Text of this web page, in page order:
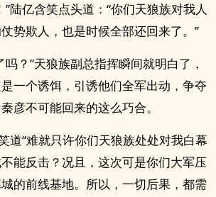
”陆亿含笑点头道：“你们天狼族对我人
势欺人，也是时候全部还回来了。”
吗？”天狼族副总指挥瞬间就明白了，
一个诱饵，引诱他们全军出动，争夺
彦不可能回来的这么巧合。
道“难就只许你们天狼族处处对我白幕
能反击？况且，这次可是你们大军压
的前线基地。所以，一切后果，都需